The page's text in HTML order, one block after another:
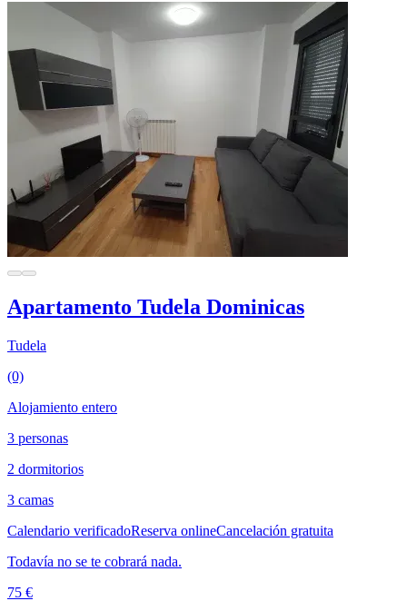
Apartamento Tudela Dominicas
Tudela
(0)
Alojamiento entero
3 personas
2 dormitorios
3 camas
Calendario verificadoReserva onlineCancelación gratuita
Todavía no se te cobrará nada.
75 €